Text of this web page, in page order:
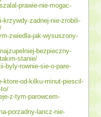
prawie-nie-mogac-
krzywdy-zadnej-nie-zrobili-
zwiedla-jak-wysuszony-
bezpieczny-
stanie/
byly-rownie-sie-o-pare-
ktore-od-kilku-minut-piescil-
to/
z-tym-parowcem-
porzadny-lancz-nie-